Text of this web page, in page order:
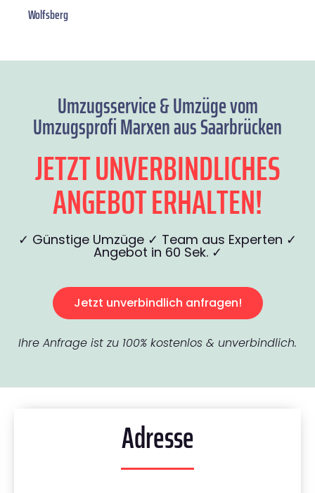
Wolfsberg
Umzugsservice & Umzüge vom
Umzugsprofi Marxen aus Saarbrücken
JETZT UNVERBINDLICHES
ANGEBOT ERHALTEN!
✓ Günstige Umzüge ✓ Team aus Experten ✓
Angebot in 60 Sek. ✓
Jetzt unverbindlich anfragen!
Ihre Anfrage ist zu 100% kostenlos & unverbindlich.
Adresse